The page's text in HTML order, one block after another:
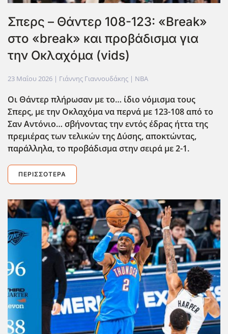
Σπερς – Θάντερ 108-123: «Break»
στο «break» και προβάδισμα για
την Οκλαχόμα (vids)
23 Μαΐου 2026 | Γιάννης Γιαννουδάκης | NBA
Οι Θάντερ πλήρωσαν με το… ίδιο νόμισμα τους
Σπερς, με την Οκλαχόμα να περνά με 123-108 από το
Σαν Αντόνιο… σβήνοντας την εντός έδρας ήττα της
πρεμιέρας των τελικών της Δύσης, αποκτώντας,
παράλληλα, το προβάδισμα στην σειρά με 2-1.
ΠΕΡΙΣΣΌΤΕΡΑ